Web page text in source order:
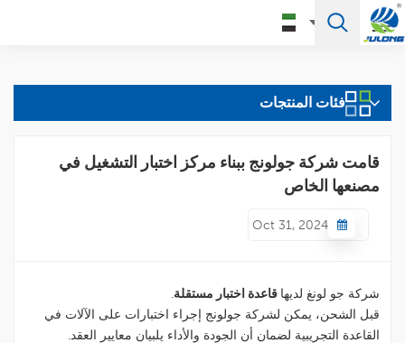
English
Español
Türkçe
فئات المنتجات
قامت شركة جولونج ببناء مركز اختبار التشغيل في
مصنعها الخاص
Oct 31, 2024
شركة جو لونغ لديها قاعدة اختبار مستقلة
قبل الشحن، يمكن لشركة جولونج إجراء اختبارات على الآلات في
القاعدة التجريبية لضمان أن الجودة والأداء يلبيان معايير العقد.